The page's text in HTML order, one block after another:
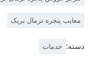
معایب پنجره ترمال بریک
دسته: خدمات